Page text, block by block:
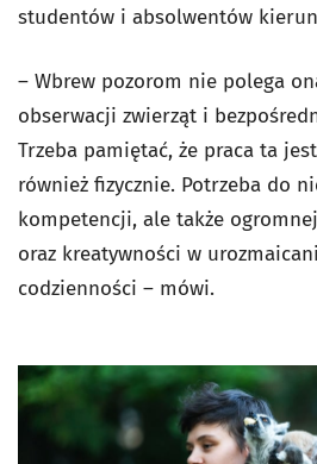
studentów i absolwentów
– Wbrew pozorom nie polega
obserwacji zwierząt i
Trzeba pamiętać, że praca ta
również fizycznie. Potrzeba do
kompetencji, ale także
oraz kreatywności w
codzienności – mówi.